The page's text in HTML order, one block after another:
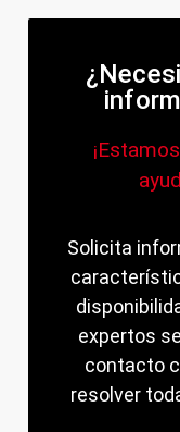
Solicita
expertos
contacto
resolver